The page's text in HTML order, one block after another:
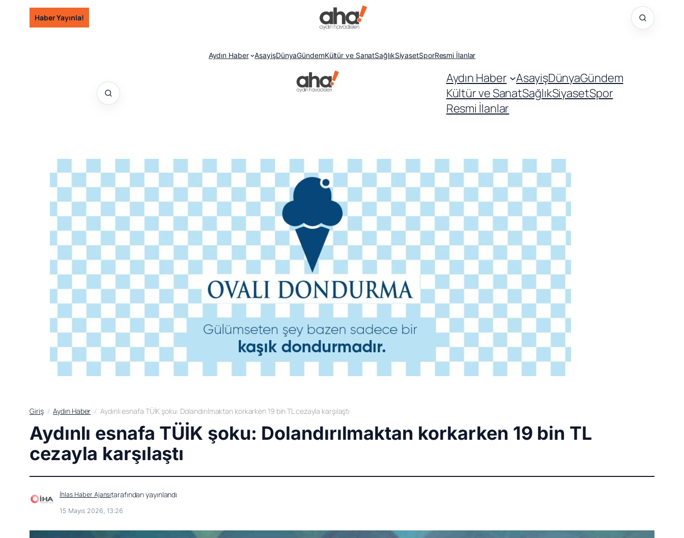
İçeriğeHaber Yayınla!
Aydın Haber AsayişDünyaGündemKültür ve SanatSağlıkSiyasetSporResmi İlanlar
Aydın Haber AsayişDünyaGündem
Kültür ve SanatSağlıkSiyasetSpor
Resmi İlanlar
Giriş Aydın Haber Aydınlı esnafa TÜİK şoku: Dolandırılmaktan korkarken 19 bin TL cezayla karşılaştı
Aydınlı esnafa TÜİK şoku: Dolandırılmaktan korkarken 19 bin TL
cezayla karşılaştı
İhlas Haber Ajansıtarafından yayınlandı
15 Mayıs 2026, 13:26